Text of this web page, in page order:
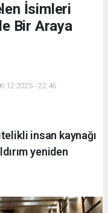
İsimleri
Bir Araya
- 22:46
insan kaynağı
yeniden